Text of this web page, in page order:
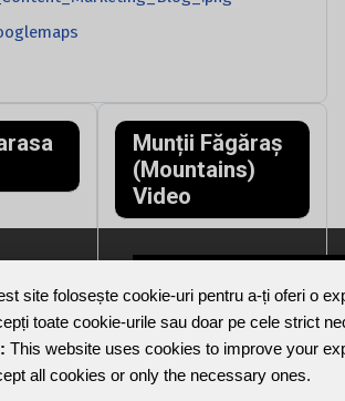
Munții Făgăraș
(Mountains)
Video
site folosește cookie-uri pentru a-ți oferi o
toate cookie-urile sau doar pe cele strict
This website uses cookies to improve your
all cookies or only the necessary ones.